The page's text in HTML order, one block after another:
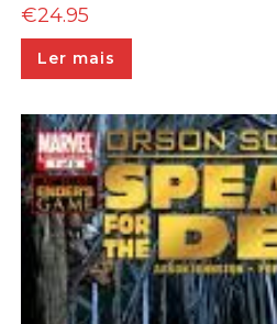
€24.95
Ler mais